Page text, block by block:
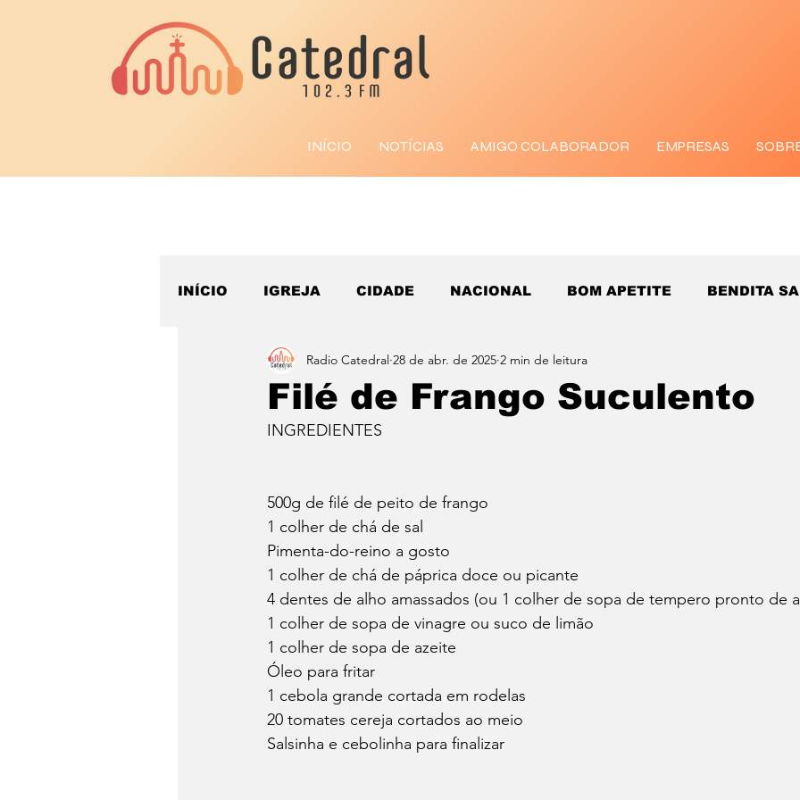
INÍCIO NOTÍCIAS AMIGO COLABORADOR EMPRESAS
INÍCIO IGREJA CIDADE NACIONAL BOM APETITE BENDITA
ESPORTE
Filé de Frango Suculento
Radio Catedral 28 de abr. de 2025 2 min de leitura
INGREDIENTES
500g de filé de peito de frango
1 colher de chá de sal
Pimenta-do-reino a gosto
1 colher de chá de páprica doce ou picante
4 dentes de alho amassados (ou 1 colher de sopa de tempero pronto de
1 colher de sopa de vinagre ou suco de limão
1 colher de sopa de azeite
Óleo para fritar
1 cebola grande cortada em rodelas
20 tomates cereja cortados ao meio
Salsinha e cebolinha para finalizar